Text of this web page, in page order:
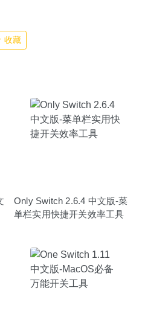
收藏
Only Switch 2.6.4 中文版-菜
单栏实用快捷开关效率工具